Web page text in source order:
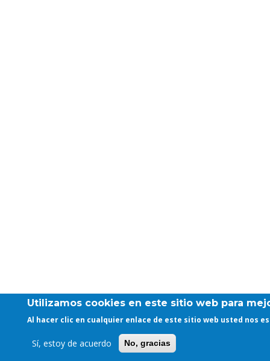
Utilizamos cookies en este sitio web para
Al hacer clic en cualquier enlace de este sitio web usted nos
Sí, estoy de acuerdo No, gracias